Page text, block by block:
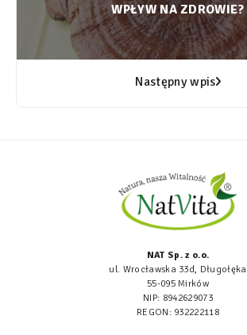
WPŁYW NA ZDROWIE?
Następny wpis
NAT Sp. z o.o.
ul. Wrocławska 33d, Długołęka
55-095 Mirków
NIP: 8942629073
REGON: 932222118